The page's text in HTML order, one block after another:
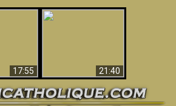
17:55
21:40